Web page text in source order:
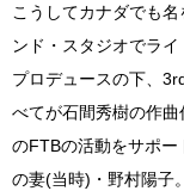
こうしてカナダでも
ンド・スタジオでラ
プロデュースの下、
べてが石間秀樹の作
のFTBの活動をサポ
の妻(当時)・野村陽子